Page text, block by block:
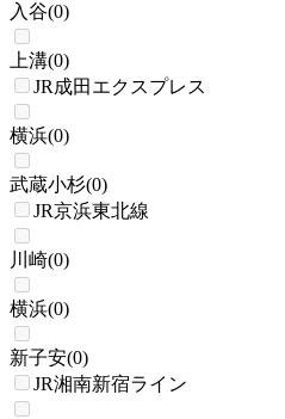
入谷(0)
上溝(0)
JR成田エクスプレス
横浜(0)
武蔵小杉(0)
JR京浜東北線
川崎(0)
横浜(0)
新子安(0)
JR湘南新宿ライン